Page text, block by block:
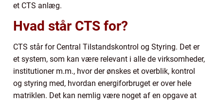
et CTS anlæg.
Hvad står CTS for?
CTS står for Central Tilstandskontrol og Styring. Det er
et system, som kan være relevant i alle de virksomheder,
institutioner m.m., hvor der ønskes et overblik, kontrol
og styring med, hvordan energiforbruget er over hele
matriklen. Det kan nemlig være noget af en opgave at